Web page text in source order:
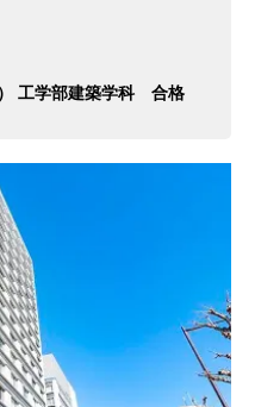
工学部建築学科 合格